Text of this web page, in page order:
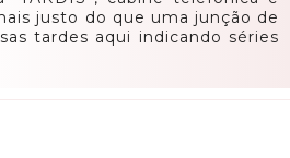
justo do que uma junção de
tardes aqui indicando séries